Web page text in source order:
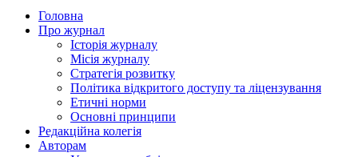
Головна
Про журнал
Історія журналу
Місія журналу
Стратегія розвитку
Політика відкритого доступу та ліцензування
Етичні норми
Основні принципи
Редакційна колегія
Авторам